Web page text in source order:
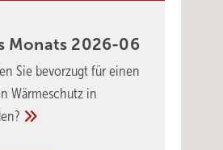
Monats 2026-06
Sie bevorzugt für einen
Wärmeschutz in